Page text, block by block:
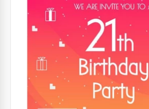
Lasciatevi sorprendere con questo
volantino per il compleanno di
blu. Lo stiloso design realizzato dai
designer lascerà tutti senza parole.
Google Slides